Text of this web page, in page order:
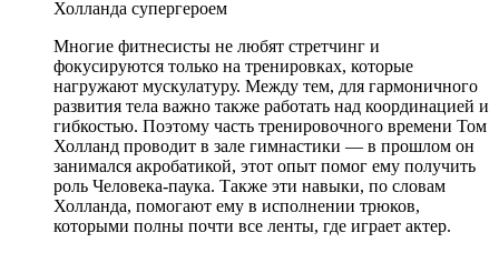
Многие фитнесисты не любят стретчинг и
фокусируются только на тренировках, которые
нагружают мускулатуру. Между тем, для гармоничного
развития тела важно также работать над координацией и
гибкостью. Поэтому часть тренировочного времени Том
Холланд проводит в зале гимнастики — в прошлом он
занимался акробатикой, этот опыт помог ему получить
роль Человека-паука. Также эти навыки, по словам
Холланда, помогают ему в исполнении трюков,
которыми полны почти все ленты, где играет актер.